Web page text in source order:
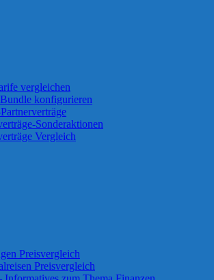
vergleichen
konfigurieren
Sonderaktionen
Vergleich
Preisvergleich
Preisvergleich